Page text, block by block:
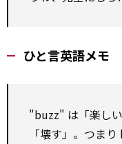
ひと言英語メモ
"buzz" は「楽し
「壊す」。つま